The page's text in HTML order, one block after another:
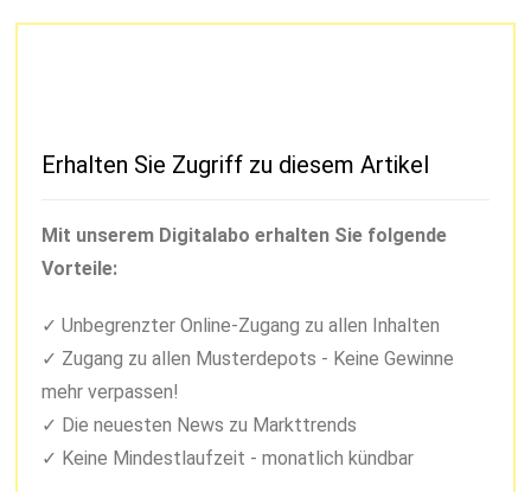
Erhalten Sie Zugriff zu diesem Artikel
Mit unserem Digitalabo erhalten Sie folgende
Vorteile:
Unbegrenzter Online-Zugang zu allen Inhalten
Zugang zu allen Musterdepots - Keine Gewinne
mehr verpassen!
Die neuesten News zu Markttrends
Keine Mindestlaufzeit - monatlich kündbar